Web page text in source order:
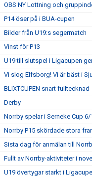
OBS NY Lottning och
P14 öser på i BUA-cupen
Bilder från U19:s segermatch
Vinst för P13
U19 till slutspel i Ligacupen
Vi slog Elfsborg! Vi är bäst i
BLIXTCUPEN snart fulltecknad
Derby
Norrby spelar i Serneke Cup 6/
Norrby P15 skördade stora
Sista dag för anmälan till
Fullt av Norrby-aktiviteter i
U19 övertygar starkt i